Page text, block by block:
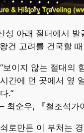
성 아래 절터에서
건 고려를 건국할
“보이지 않는 절대의
시간에 먼 곳에서 옆
다.”
– 최순우, 『철조석가
쇠로만든 이 부처는